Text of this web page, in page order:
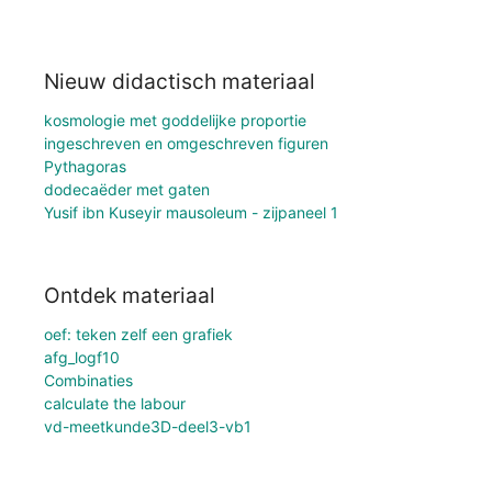
Nieuw didactisch materiaal
kosmologie met goddelijke proportie
ingeschreven en omgeschreven figuren
Pythagoras
dodecaëder met gaten
Yusif ibn Kuseyir mausoleum - zijpaneel 1
Ontdek materiaal
oef: teken zelf een grafiek
afg_logf10
Combinaties
calculate the labour
vd-meetkunde3D-deel3-vb1